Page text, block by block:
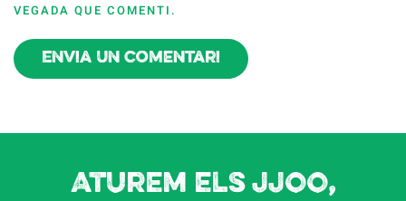
VEGADA QUE COMENTI.
Envia un comentari
Aturem els JJOO,